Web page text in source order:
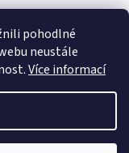
pohodlné
neustále
Více informací